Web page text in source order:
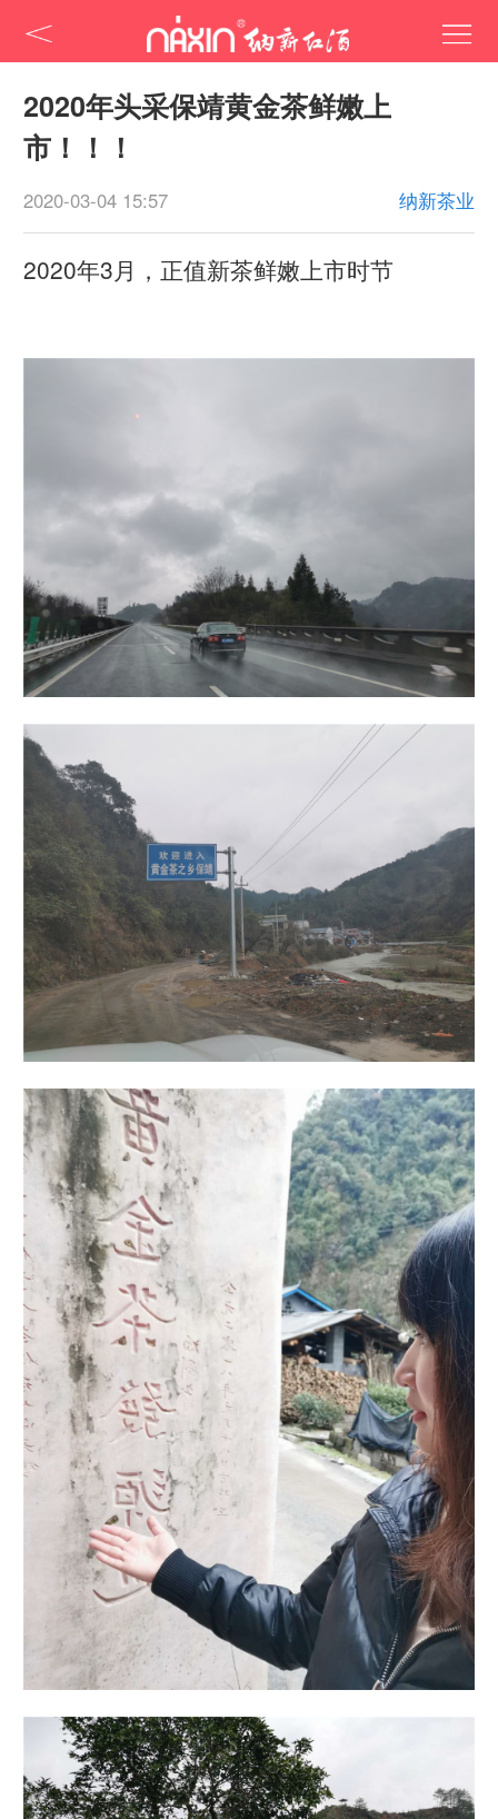
2020年头采保靖黄金茶鲜嫩上
市！！！
纳新茶业
2020-03-04 15:57
2020年3月，正值新茶鲜嫩上市时节